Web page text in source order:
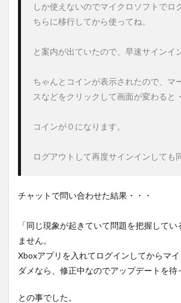
しか使えないのでマイクロソフトでロ
ちらに移行してから使ってね。
と案内が出ていたので、早速サインイン
ちゃんとコインが表示されたので、マ
スなどをクリックして画面が変わると
コインが０になります。
ログアウトして再度サインインしても
チャットで問い合わせた結果・・・
「同じ現象が起きていて問題を把握してい
ません。
Xboxアプリを入れてログインしてからマ
ダメなら、修正中なのでアップデートを待
との事でした。